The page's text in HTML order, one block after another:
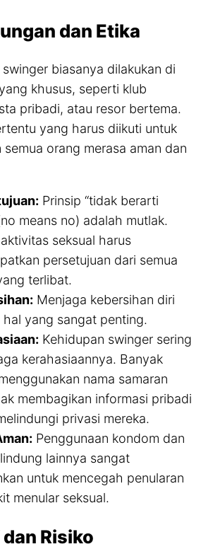
dan Etika
biasanya dilakukan di
khusus, seperti klub
pribadi, atau resor bertema.
yang harus diikuti untuk
semua orang merasa aman dan
Prinsip “tidak berarti
means no) adalah mutlak.
seksual harus
persetujuan dari semua
terlibat.
Menjaga kebersihan diri
hal yang sangat penting.
Kehidupan swinger sering
kerahasiaannya. Banyak
nama samaran
membagikan informasi pribadi
privasi mereka.
Penggunaan kondom dan
lainnya sangat
untuk mencegah penularan
menular seksual.
Risiko